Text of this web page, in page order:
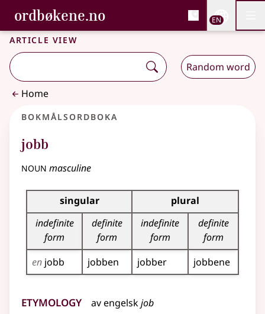
Skip to main content
Accessibility
ordbøkene.no, Bokmålsordboka and
Bokmålsordboka and Nynorskordboka
EN
Article view
Random word
Home
Bokmålsordboka
jobb
noun masculine
Inflection table for this noun
singular
plural
indefinite
form
definite
form
indefinite
form
definite
form
en jobb jobben jobber jobbene
Etymology avengelskjob